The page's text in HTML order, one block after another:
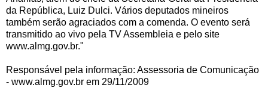
da República, Luiz Dulci. Vários deputados mineiros
também serão agraciados com a comenda. O evento será
transmitido ao vivo pela TV Assembleia e pelo site
www.almg.gov.br."
Responsável pela informação: Assessoria de Comunicação
- www.almg.gov.br em 29/11/2009